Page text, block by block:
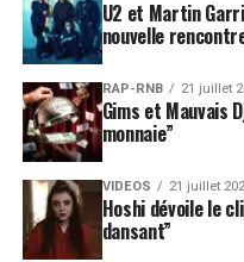
U2 et Martin
nouvelle
RAP-RNB 21 juillet
Gims et Mauvais
monnaie”
VIDEOS 21 juillet
Hoshi dévoile le
dansant”